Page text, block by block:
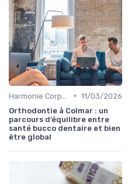
• 11/03/2026
Orthodontie à Colmar : un
parcours d’équilibre entre
santé bucco dentaire et bien
être global